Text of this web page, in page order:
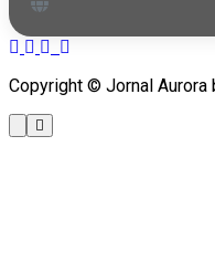
Copyright © Jornal Aurora